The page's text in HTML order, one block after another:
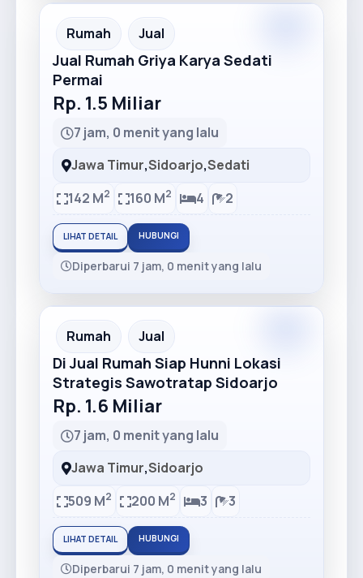
Recommended
Rumah Jual
Jual Rumah Griya Karya Sedati
Permai
Rp. 1.5 Miliar
7 jam, 0 menit yang lalu
Jawa Timur,Sidoarjo,Sedati
142 M2 160 M2 4 2
LIHAT DETAIL HUBUNGI
Diperbarui 7 jam, 0 menit yang lalu
Recommended
Rumah Jual
Di Jual Rumah Siap Hunni Lokasi
Strategis Sawotratap Sidoarjo
Rp. 1.6 Miliar
7 jam, 0 menit yang lalu
Jawa Timur,Sidoarjo
509 M2 200 M2 3 3
LIHAT DETAIL HUBUNGI
Diperbarui 7 jam, 0 menit yang lalu